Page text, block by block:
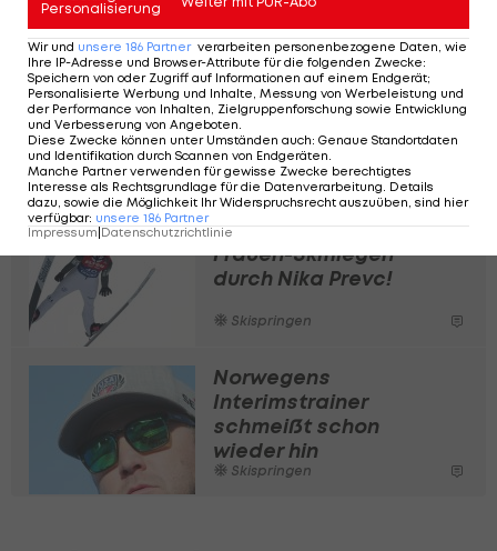
am Freitag im Training mit zweimal 236 m einen
neuen Weltrekord aufgestellt. Am Sonntag folgt
noch ein Bewerb.
Raw Air 2025 - Stand in der Gesamtwertung>>>
Neuer Weltrekord im
Frauen-Skifliegen
durch Nika Prevc!
Skispringen
Norwegens
Interimstrainer
schmeißt schon
wieder hin
Skispringen
Personalisierung
Wir und unsere 186 Partner verarbeiten personenbezogene Daten, wie
Ihre IP-Adresse und Browser-Attribute für die folgenden Zwecke:
Speichern von oder Zugriff auf Informationen auf einem Endgerät;
Personalisierte Werbung und Inhalte, Messung von Werbeleistung und
der Performance von Inhalten, Zielgruppenforschung sowie Entwicklung
und Verbesserung von Angeboten.
Diese Zwecke können unter Umständen auch: Genaue Standortdaten
und Identifikation durch Scannen von Endgeräten.
Manche Partner verwenden für gewisse Zwecke berechtigtes
Interesse als Rechtsgrundlage für die Datenverarbeitung. Details
dazu, sowie die Möglichkeit Ihr Widerspruchsrecht auszuüben, sind hier
verfügbar: unsere 186 Partner
Impressum Datenschutzrichtlinie